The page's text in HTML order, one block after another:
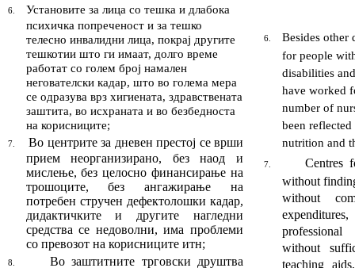
6.
Установите за лица со тешка и длабока
психичка попреченост и за тешко
телесно инвалидни лица, покрај другите
тешкотии што ги имаат, долго време
работат со голем број намален
негователски кадар, што во голема мера
се одразува врз хигиената, здравствената
заштита, во исхраната и во безбедноста
на корисниците;
7.
Во центрите за дневен престој се врши
прием неорганизирано, без наод и
мислење, без целосно финансирање на
трошоците, без ангажирање на
потребен стручен дефектолошки кадар,
дидактичките и другите нагледни
средства се недоволни, има проблеми
со превозот на корисниците итн;
8.
Во заштитните трговски друштва
6.
Besides other
for people
disabili­ties
have worked
number of
been
nutrition and
7.
Centres
without
without
without
teaching